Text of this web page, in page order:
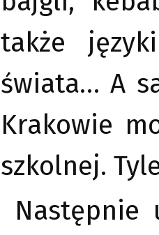
także
świata… A
Krakowie
szkolnej.
Następnie